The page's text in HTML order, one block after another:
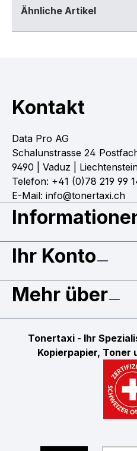
Ähnliche Artikel
Kontakt
Data Pro AG
Schalunstrasse 24
9490 | Vaduz |
Telefon: +41 (0)78 219 99
E-Mail: info@tonertaxi.ch
Ihr Konto
Mehr über
Tonertaxi - Ihr
Kopierpapier, Toner